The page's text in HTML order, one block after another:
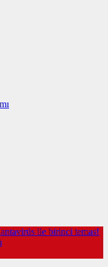
ile birinci temas!